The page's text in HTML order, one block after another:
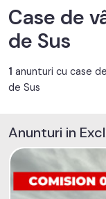
Case de
de Sus
1 anunturi cu case
de Sus
Anunturi in